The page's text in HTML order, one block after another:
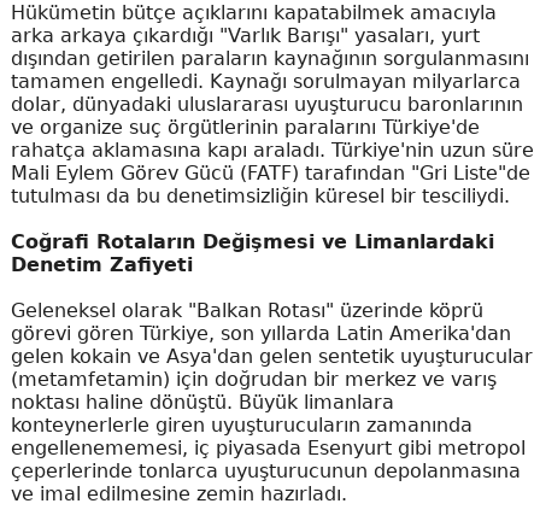
Hükümetin bütçe açıklarını kapatabilmek amacıyla
arka arkaya çıkardığı "Varlık Barışı" yasaları, yurt
dışından getirilen paraların kaynağının sorgulanmasını
tamamen engelledi. Kaynağı sorulmayan milyarlarca
dolar, dünyadaki uluslararası uyuşturucu baronlarının
ve organize suç örgütlerinin paralarını Türkiye'de
rahatça aklamasına kapı araladı. Türkiye'nin uzun süre
Mali Eylem Görev Gücü (FATF) tarafından "Gri Liste"de
tutulması da bu denetimsizliğin küresel bir tesciliydi.
Coğrafi Rotaların Değişmesi ve Limanlardaki
Denetim Zafiyeti
Geleneksel olarak "Balkan Rotası" üzerinde köprü
görevi gören Türkiye, son yıllarda Latin Amerika'dan
gelen kokain ve Asya'dan gelen sentetik uyuşturucular
(metamfetamin) için doğrudan bir merkez ve varış
noktası haline dönüştü. Büyük limanlara
konteynerlerle giren uyuşturucuların zamanında
engellenememesi, iç piyasada Esenyurt gibi metropol
çeperlerinde tonlarca uyuşturucunun depolanmasına
ve imal edilmesine zemin hazırladı.